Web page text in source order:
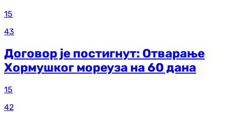
15
43
Договор је постигнут: Отварање
Хормушког мореуза на 60 дана
15
42